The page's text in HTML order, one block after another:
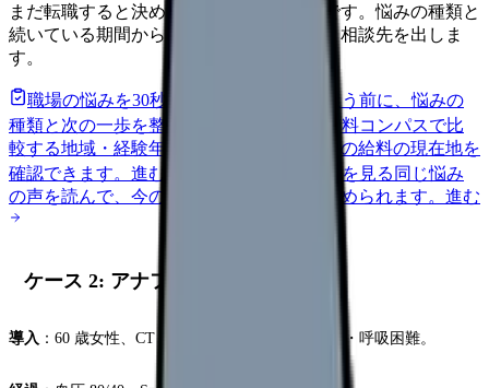
まだ転職すると決めていなくても大丈夫です。悩みの種類と
続いている期間から、次に見るべき記事と相談先を出しま
す。
職場の悩みを30秒で診断
辞めるべきか迷う前に、悩みの
種類と次の一歩を整理します。
給料コンパスで比
較する地域・経験年数・施設形態から、今の給料の現在地を
確認できます。 進む 匿名掲示板で本音を見る 同じ悩み
の声を読んで、今の職場だけの問題か確かめられます。 進む
ケース 2: アナフィラキシーショック
導入 ：60 歳女性、CT 造影剤投与 5 分後に掻痒感・呼吸困難。